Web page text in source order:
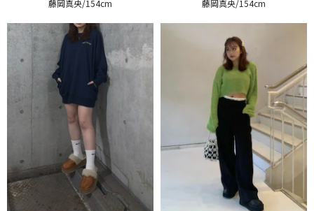
藤岡真央/154cm
藤岡真央/154cm